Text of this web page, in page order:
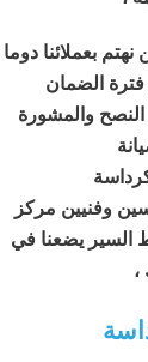
بعملائنا دوما
الضمان
النصح والمشورة
وفنيين مركز
السير يضعنا في
،